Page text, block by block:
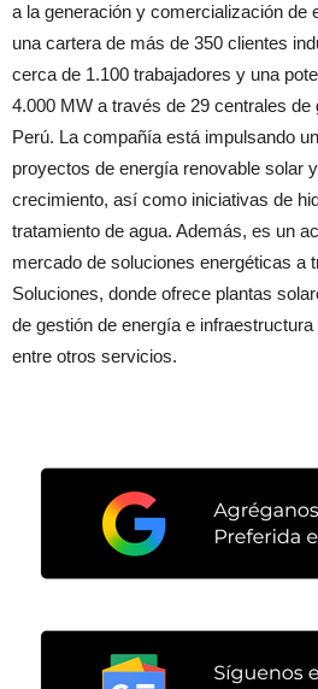
a la generación y comercialización de
una cartera de más de 350 clientes
cerca de 1.100 trabajadores y una
4.000 MW a través de 29 centrales de
Perú. La compañía está impulsando
proyectos de energía renovable solar
crecimiento, así como iniciativas de
tratamiento de agua. Además, es un
mercado de soluciones energéticas a
Soluciones, donde ofrece plantas
de gestión de energía e
entre otros servicios.